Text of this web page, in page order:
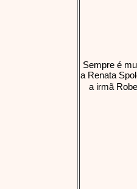
Sempre é
a Renata
a irmã